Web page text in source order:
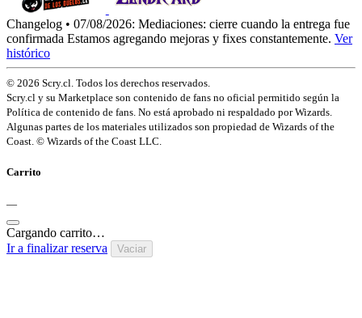
Changelog • 07/08/2026: Mediaciones: cierre cuando la entrega fue
confirmada Estamos agregando mejoras y fixes constantemente. Ver
histórico
© 2026 Scry.cl. Todos los derechos reservados.
Scry.cl y su Marketplace son contenido de fans no oficial permitido según la
Política de contenido de fans. No está aprobado ni respaldado por Wizards.
Algunas partes de los materiales utilizados son propiedad de Wizards of the
Coast. © Wizards of the Coast LLC.
Carrito
—
Cargando carrito…
Ir a finalizar reserva
Vaciar